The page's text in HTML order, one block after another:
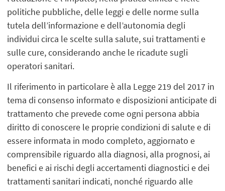
politiche pubbliche, delle leggi e delle norme sulla
tutela dell’informazione e dell’autonomia degli
individui circa le scelte sulla salute, sui trattamenti e
sulle cure, considerando anche le ricadute sugli
operatori sanitari.
Il riferimento in particolare è alla Legge 219 del 2017 in
tema di consenso informato e disposizioni anticipate di
trattamento che prevede come ogni persona abbia
diritto di conoscere le proprie condizioni di salute e di
essere informata in modo completo, aggiornato e
comprensibile riguardo alla diagnosi, alla prognosi, ai
benefici e ai rischi degli accertamenti diagnostici e dei
trattamenti sanitari indicati, nonché riguardo alle